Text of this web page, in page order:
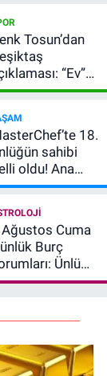
Tosun’dan
“Ev”
asıl mesajı
18.
sahibi
oldu! Ana
giren
Cuma
Burç
Ünlü
Göre